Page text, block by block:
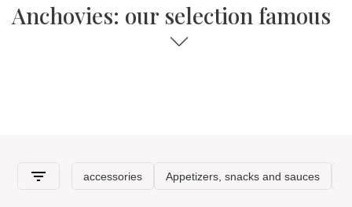
Anchovies: our selection famous